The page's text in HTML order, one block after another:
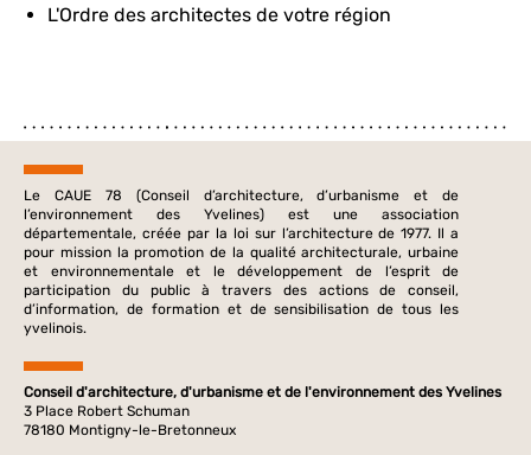
L'Ordre des architectes de votre région
Le CAUE 78 (Conseil d’architecture, d’urbanisme et de
l’environnement des Yvelines) est une association
départementale, créée par la loi sur l’architecture de 1977. Il a
pour mission la promotion de la qualité architecturale, urbaine
et environnementale et le développement de l’esprit de
participation du public à travers des actions de conseil,
d’information, de formation et de sensibilisation de tous les
yvelinois.
Conseil d'architecture, d'urbanisme et de l'environnement des Yvelines
3 Place Robert Schuman
78180 Montigny-le-Bretonneux